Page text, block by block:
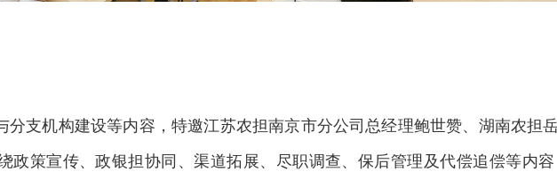
分支机构建设等内容，特邀江苏农担南京市分公司总经理鲍世赞、湖南农担
政策宣传、政银担协同、渠道拓展、尽职调查、保后管理及代偿追偿等内